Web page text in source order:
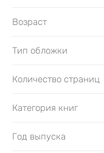
Возраст
Тип обложки
Количество страниц
Категория книг
Год выпуска